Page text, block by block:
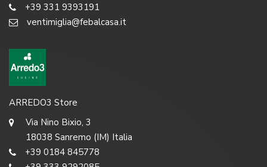
+39 331 9393191
ventimiglia@febalcasa.it
ARREDO3 Store
Via Nino Bixio, 3
18038 Sanremo (IM) Italia
+39 0184 845778